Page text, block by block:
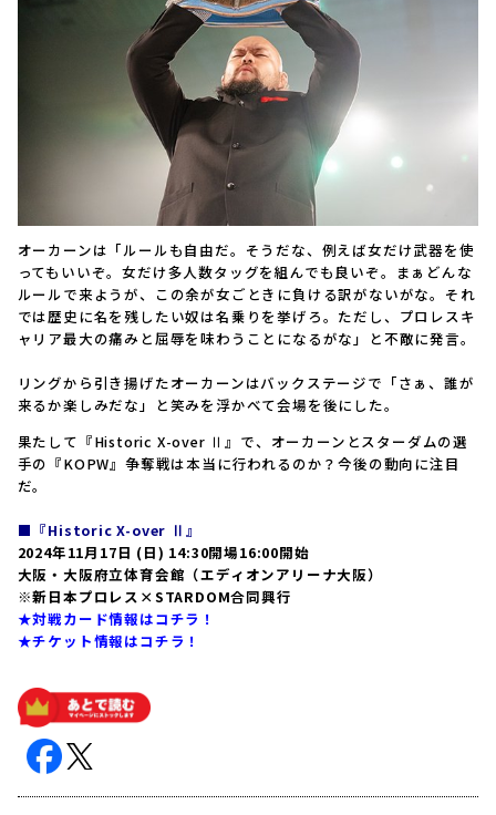
オーカーンは「ルールも自由だ。そうだな、例えば女だけ武器を使
ってもいいぞ。女だけ多人数タッグを組んでも良いぞ。まぁどんな
ルールで来ようが、この余が女ごときに負ける訳がないがな。それ
では歴史に名を残したい奴は名乗りを挙げろ。ただし、プロレスキ
ャリア最大の痛みと屈辱を味わうことになるがな」と不敵に発言。
リングから引き揚げたオーカーンはバックステージで「さぁ、誰が
来るか楽しみだな」と笑みを浮かべて会場を後にした。
果たして『Historic X-over Ⅱ』で、オーカーンとスターダムの選
手の『KOPW』争奪戦は本当に行われるのか？今後の動向に注目
だ。
■『Historic X-over Ⅱ』
2024年11月17日 (日) 14:30開場16:00開始
大阪・大阪府立体育会館（エディオンアリーナ大阪）
※新日本プロレス×STARDOM合同興行
★対戦カード情報はコチラ！
★チケット情報はコチラ！